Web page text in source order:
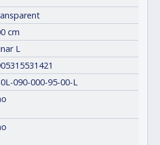
cm
L
090-000-95-00-L